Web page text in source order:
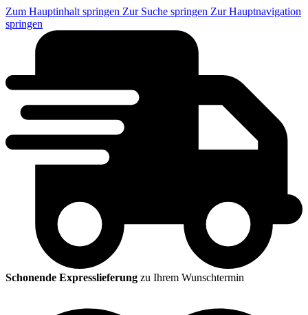
Zum Hauptinhalt springen Zur Suche springen Zur Hauptnavigation
springen
Schonende Expresslieferung zu Ihrem Wunschtermin